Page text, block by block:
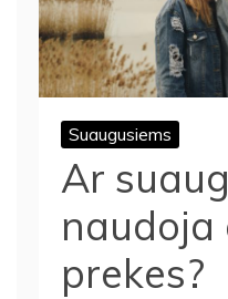
Suaugusiems
Ar
naudoja
prekes?